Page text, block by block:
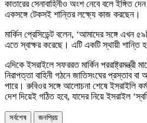
কাতারের সেনাবাহিনীও অংশ নেবে বলে ইঙ্গিত
একসঙ্গে টেকসই শান্তির লক্ষ্যে কাজ করছেন।
মার্কিন প্রেসিডেন্ট বলেন, ‘আমাদের সঙ্গে
এতে স্বাক্ষর করেছে। এটি একটি স্থায়ী শান্তি
এদিকে ইসরাইলে সফররত মার্কিন পররাষ্ট্রমন্ত্রী
নিরাপত্তা বাহিনী গঠনে জাতিসংঘের প্রস্তাব
পারে। রুবিওর সঙ্গে আলোচনা শেষে ইসরাইলি
দেশ দিয়েই গঠিত হবে, যাদের নিয়ে ইসরাইল
সর্বশেষ জনপ্রিয়